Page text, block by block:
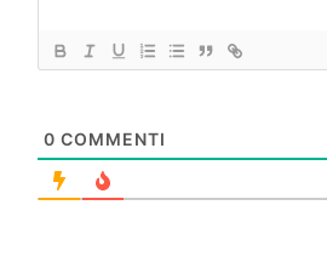
0 COMMENTI